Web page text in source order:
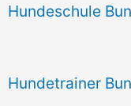
Hundeschule
Hundetrainer